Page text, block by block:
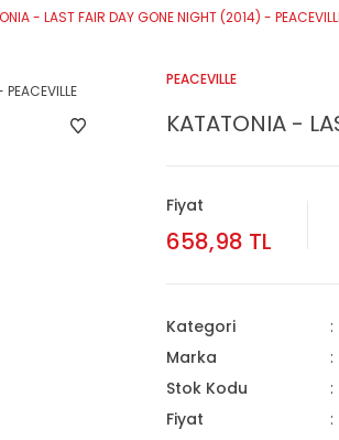
- LAST FAIR DAY GONE NIGHT (2014) -
PEACEVILLE
KATATONIA -
Fiyat
658,98 TL
Kategori
Marka
Stok Kodu
Fiyat